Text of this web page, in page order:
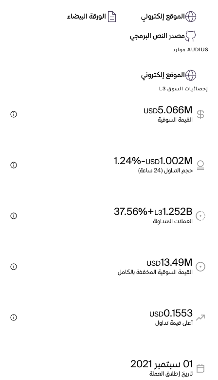
الموقع إلكتروني
الورقة البيضاء
مصدر النص البرمجي
AUDIUS موارد
الموقع إلكتروني
إحصائيات السوق L3
5.066M
USD
القيمة السوقية
1.002M
USD
-1.24%
حجم التداول (24 ساعة)
1.252B
L3
+37.56%
العملات المتداولة
13.49M
USD
القيمة السوقية المخففة بالكامل
0.1553
USD
أعلى قيمة تداول
01 سبتمبر 2021
تاريخ إطلاق العملة